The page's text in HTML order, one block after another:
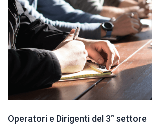
Operatori e Dirigenti del 3° settore